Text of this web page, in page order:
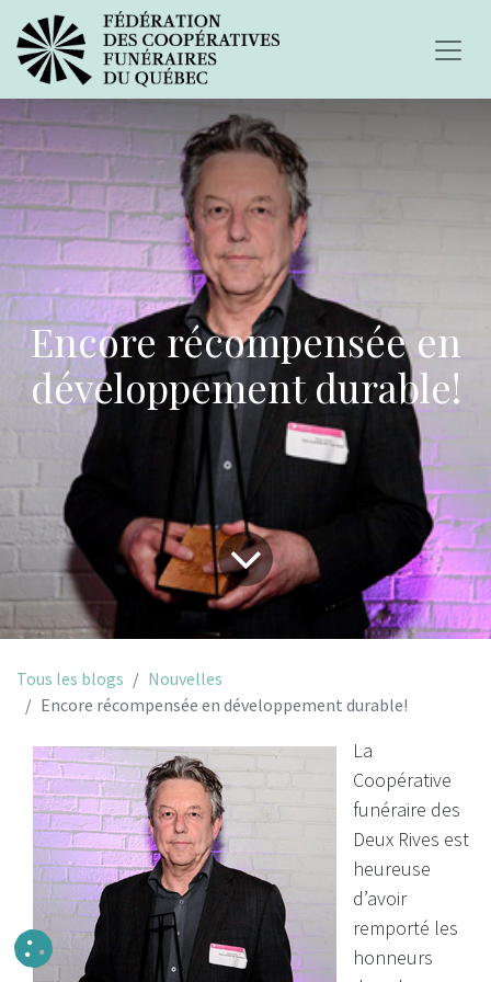
Encore récompensée en
développement durable!
Tous les blogs
Nouvelles
Encore récompensée en développement durable!
La
Coopérative
funéraire des
Deux Rives est
heureuse
d’avoir
remporté les
honneurs